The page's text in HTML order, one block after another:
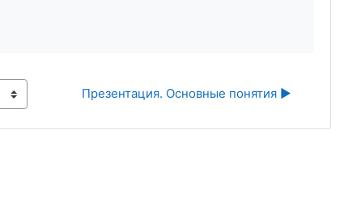
Презентация. Основные понятия ▶︎